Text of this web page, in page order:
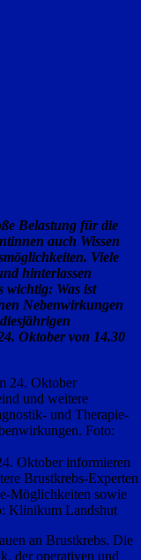
Belastung für die
auch Wissen
Viele
hinterlassen
wichtig: Was ist
Nebenwirkungen
Oktober von 14.30
Oktober informieren
Brustkrebs-Experten
Möglichkeiten sowie
Klinikum Landshut
an Brustkrebs. Die
der operativen und